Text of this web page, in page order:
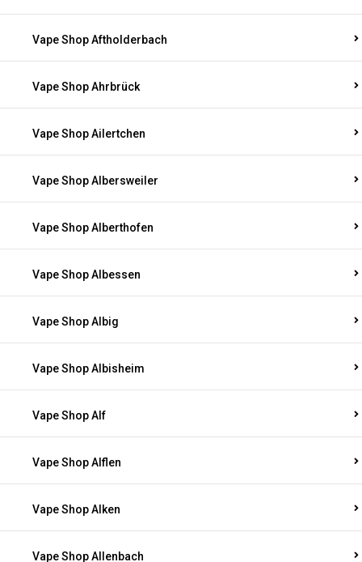
Vape Shop Aftholderbach
Vape Shop Ahrbrück
Vape Shop Ailertchen
Vape Shop Albersweiler
Vape Shop Alberthofen
Vape Shop Albessen
Vape Shop Albig
Vape Shop Albisheim
Vape Shop Alf
Vape Shop Alflen
Vape Shop Alken
Vape Shop Allenbach